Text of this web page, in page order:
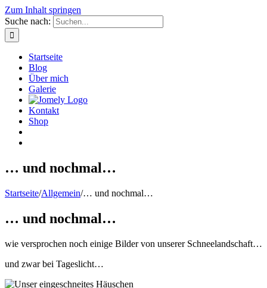
Zum Inhalt springen
Suche nach:
Startseite
Blog
Über mich
Galerie
Kontakt
Shop
… und nochmal…
Startseite/Allgemein/… und nochmal…
… und nochmal…
wie versprochen noch einige Bilder von unserer Schneelandschaft…
und zwar bei Tageslicht…